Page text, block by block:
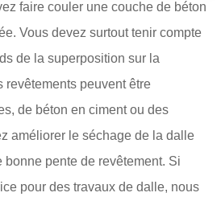
faire couler une couche de béton
Vous devez surtout tenir compte
de la superposition sur la
revêtements peuvent être
de béton en ciment ou des
améliorer le séchage de la dalle
bonne pente de revêtement. Si
pour des travaux de dalle, nous